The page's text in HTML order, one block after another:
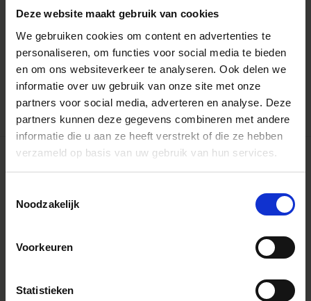
Deze website maakt gebruik van cookies
We gebruiken cookies om content en advertenties te
personaliseren, om functies voor social media te bieden
en om ons websiteverkeer te analyseren. Ook delen we
informatie over uw gebruik van onze site met onze
partners voor social media, adverteren en analyse. Deze
partners kunnen deze gegevens combineren met andere
informatie die u aan ze heeft verstrekt of die ze hebben
verzameld op basis van uw gebruik van hun services.
Noodzakelijk
Voorkeuren
Statistieken
LENS HOOD LH4-01
€20